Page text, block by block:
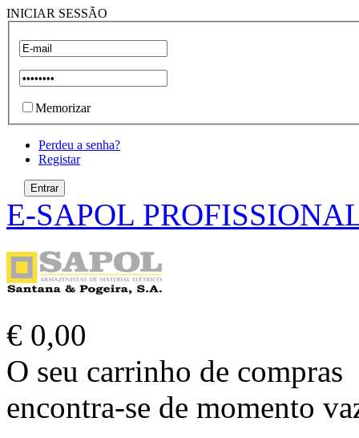
INICIAR SESSÃO
Memorizar
Perdeu a senha?
Registar
E-SAPOL
€ 0,00
O seu carrinho de compras
encontra-se de momento